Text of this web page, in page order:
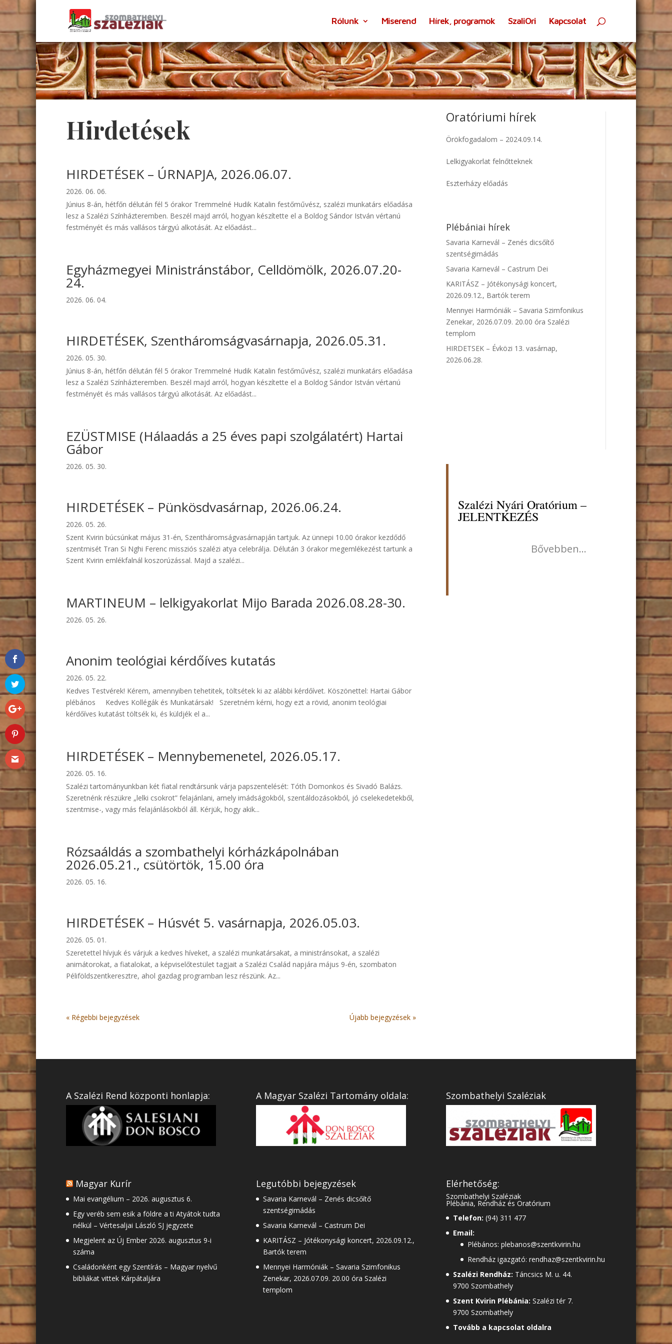
Rólunk Miserend Hírek, programok SzaliOri Kapcsolat
Hirdetések
HIRDETÉSEK – ÚRNAPJA, 2026.06.07.
2026. 06. 06.
Június 8-án, hétfőn délután fél 5 órakor Tremmelné Hudik Katalin festőművész, szalézi munkatárs előadása
lesz a Szalézi Színházteremben. Beszél majd arról, hogyan készítette el a Boldog Sándor István vértanú
festményét és más vallásos tárgyú alkotását. Az előadást...
Egyházmegyei Ministránstábor, Celldömölk, 2026.07.20-
24.
2026. 06. 04.
HIRDETÉSEK, Szentháromságvasárnapja, 2026.05.31.
2026. 05. 30.
Június 8-án, hétfőn délután fél 5 órakor Tremmelné Hudik Katalin festőművész, szalézi munkatárs előadása
lesz a Szalézi Színházteremben. Beszél majd arról, hogyan készítette el a Boldog Sándor István vértanú
festményét és más vallásos tárgyú alkotását. Az előadást...
EZÜSTMISE (Hálaadás a 25 éves papi szolgálatért) Hartai
Gábor
2026. 05. 30.
HIRDETÉSEK – Pünkösdvasárnap, 2026.06.24.
2026. 05. 26.
Szent Kvirin búcsúnkat május 31-én, Szentháromságvasárnapján tartjuk. Az ünnepi 10.00 órakor kezdődő
szentmisét Tran Si Nghi Ferenc missziós szalézi atya celebrálja. Délután 3 órakor megemlékezést tartunk a
Szent Kvirin emlékfalnál koszorúzással. Majd a szalézi...
MARTINEUM – lelkigyakorlat Mijo Barada 2026.08.28-30.
2026. 05. 26.
Anonim teológiai kérdőíves kutatás
2026. 05. 22.
Kedves Testvérek! Kérem, amennyiben tehetitek, töltsétek ki az alábbi kérdőívet. Köszönettel: Hartai Gábor
plébános Kedves Kollégák és Munkatársak! Szeretném kérni, hogy ezt a rövid, anonim teológiai
kérdőíves kutatást töltsék ki, és küldjék el a...
HIRDETÉSEK – Mennybemenetel, 2026.05.17.
2026. 05. 16.
Szalézi tartományunkban két fiatal rendtársunk várja papszentelését: Tóth Domonkos és Sivadó Balázs.
Szeretnénk részükre „lelki csokrot” felajánlani, amely imádságokból, szentáldozásokból, jó cselekedetekből,
szentmise-, vagy más felajánlásokból áll. Kérjük, hogy akik...
Rózsaáldás a szombathelyi kórházkápolnában
2026.05.21., csütörtök, 15.00 óra
2026. 05. 16.
HIRDETÉSEK – Húsvét 5. vasárnapja, 2026.05.03.
2026. 05. 01.
Szeretettel hívjuk és várjuk a kedves híveket, a szalézi munkatársakat, a ministránsokat, a szalézi
animátorokat, a fiatalokat, a képviselőtestület tagjait a Szalézi Család napjára május 9-én, szombaton
Péliföldszentkeresztre, ahol gazdag programban lesz részünk. Az...
« Régebbi bejegyzések Újabb bejegyzések »
Oratóriumi hírek
Örökfogadalom – 2024.09.14.
Lelkigyakorlat felnőtteknek
Eszterházy előadás
Plébániai hírek
Savaria Karnevál – Zenés dicsőítő
szentségimádás
Savaria Karnevál – Castrum Dei
KARITÁSZ – Jótékonysági koncert,
2026.09.12., Bartók terem
Mennyei Harmóniák – Savaria Szimfonikus
Zenekar, 2026.07.09. 20.00 óra Szalézi
templom
HIRDETSEK – Évközi 13. vasárnap,
2026.06.28.
Szalézi Nyári Oratórium –
JELENTKEZÉS
Bővebben...
A Szalézi Rend központi honlapja:
Magyar Kurír
Mai evangélium – 2026. augusztus 6.
Egy veréb sem esik a földre a ti Atyátok tudta
nélkül – Vértesaljai László SJ jegyzete
Megjelent az Új Ember 2026. augusztus 9-i
száma
Családonként egy Szentírás – Magyar nyelvű
bibliákat vittek Kárpátaljára
A Magyar Szalézi Tartomány oldala:
Legutóbbi bejegyzések
Savaria Karnevál – Zenés dicsőítő
szentségimádás
Savaria Karnevál – Castrum Dei
KARITÁSZ – Jótékonysági koncert, 2026.09.12.,
Bartók terem
Mennyei Harmóniák – Savaria Szimfonikus
Zenekar, 2026.07.09. 20.00 óra Szalézi
templom
Szombathelyi Szaléziak
Elérhetőség:
Szombathelyi Szaléziak
Plébánia, Rendház és Oratórium
Telefon: (94) 311 477
Email:
Plébános: plebanos@szentkvirin.hu
Rendház igazgató: rendhaz@szentkvirin.hu
Szalézi Rendház: Táncsics M. u. 44.
9700 Szombathely
Szent Kvirin Plébánia: Szalézi tér 7.
9700 Szombathely
Tovább a kapcsolat oldalra